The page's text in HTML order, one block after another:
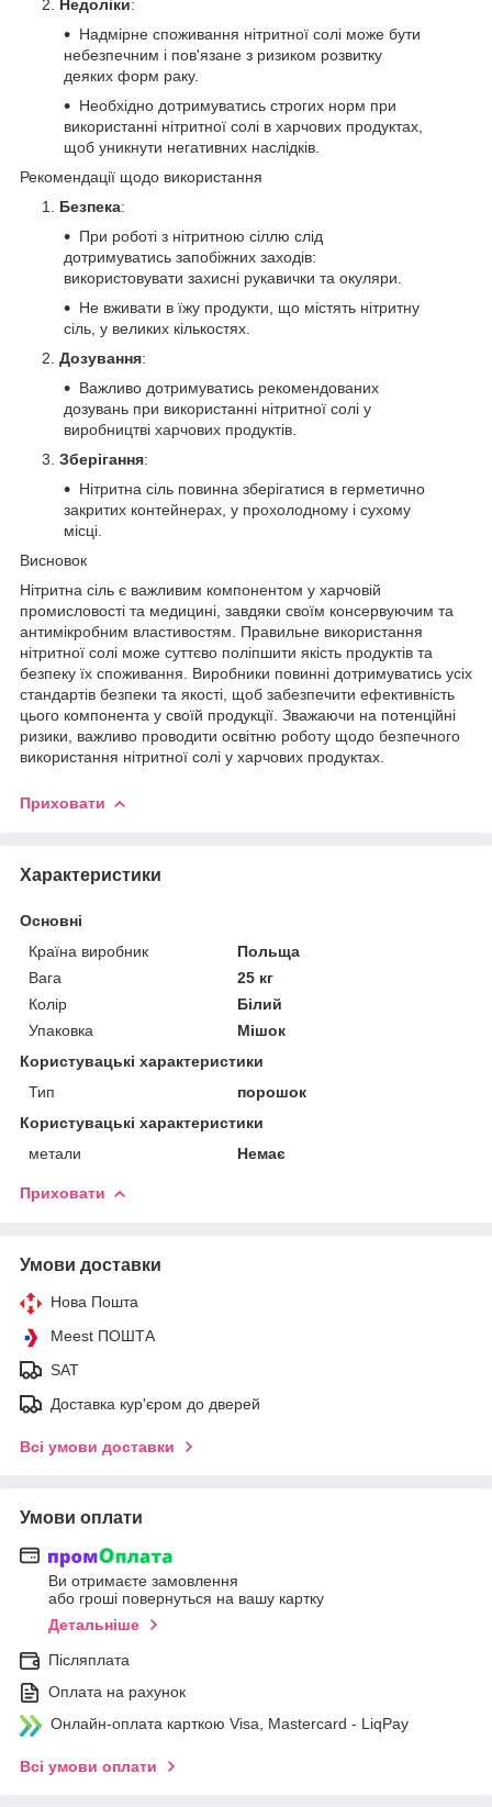
Недоліки:
Надмірне споживання нітритної солі може бути
небезпечним і пов'язане з ризиком розвитку
деяких форм раку.
Необхідно дотримуватись строгих норм при
використанні нітритної солі в харчових продуктах,
щоб уникнути негативних наслідків.
Рекомендації щодо використання
Безпека:
При роботі з нітритною сіллю слід
дотримуватись запобіжних заходів:
використовувати захисні рукавички та окуляри.
Не вживати в їжу продукти, що містять нітритну
сіль, у великих кількостях.
Дозування:
Важливо дотримуватись рекомендованих
дозувань при використанні нітритної солі у
виробництві харчових продуктів.
Зберігання:
Нітритна сіль повинна зберігатися в герметично
закритих контейнерах, у прохолодному і сухому
місці.
Висновок
Нітритна сіль є важливим компонентом у харчовій
промисловості та медицині, завдяки своїм консервуючим та
антимікробним властивостям. Правильне використання
нітритної солі може суттєво поліпшити якість продуктів та
безпеку їх споживання. Виробники повинні дотримуватись усіх
стандартів безпеки та якості, щоб забезпечити ефективність
цього компонента у своїй продукції. Зважаючи на потенційні
ризики, важливо проводити освітню роботу щодо безпечного
використання нітритної солі у харчових продуктах.
Приховати
Характеристики
Основні
Країна виробник
Польща
Вага
25 кг
Колір
Білий
Упаковка
Мішок
Користувацькі характеристики
Тип
порошок
Користувацькi характеристики
метали
Немає
Приховати
Умови доставки
Нова Пошта
Meest ПОШТА
SAT
Доставка кур'єром до дверей
Всі умови доставки
Умови оплати
Ви отримаєте замовлення
або гроші повернуться на вашу картку
Детальніше
Післяплата
Оплата на рахунок
Онлайн-оплата карткою Visa, Mastercard - LiqPay
Всі умови оплати